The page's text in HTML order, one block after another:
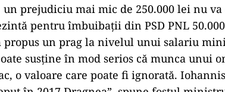
prejudiciu mai mic de 250.000 lei nu
pentru îmbuibaţii din PSD PNL
propus un prag la nivelul unui salariu
susţine în mod serios că munca unui
o valoare care poate fi ignorată.